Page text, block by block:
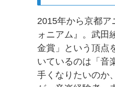
2015年から京都
ォニアム』。武田
金賞」という頂点
いているのは「音
手くなりたいのか